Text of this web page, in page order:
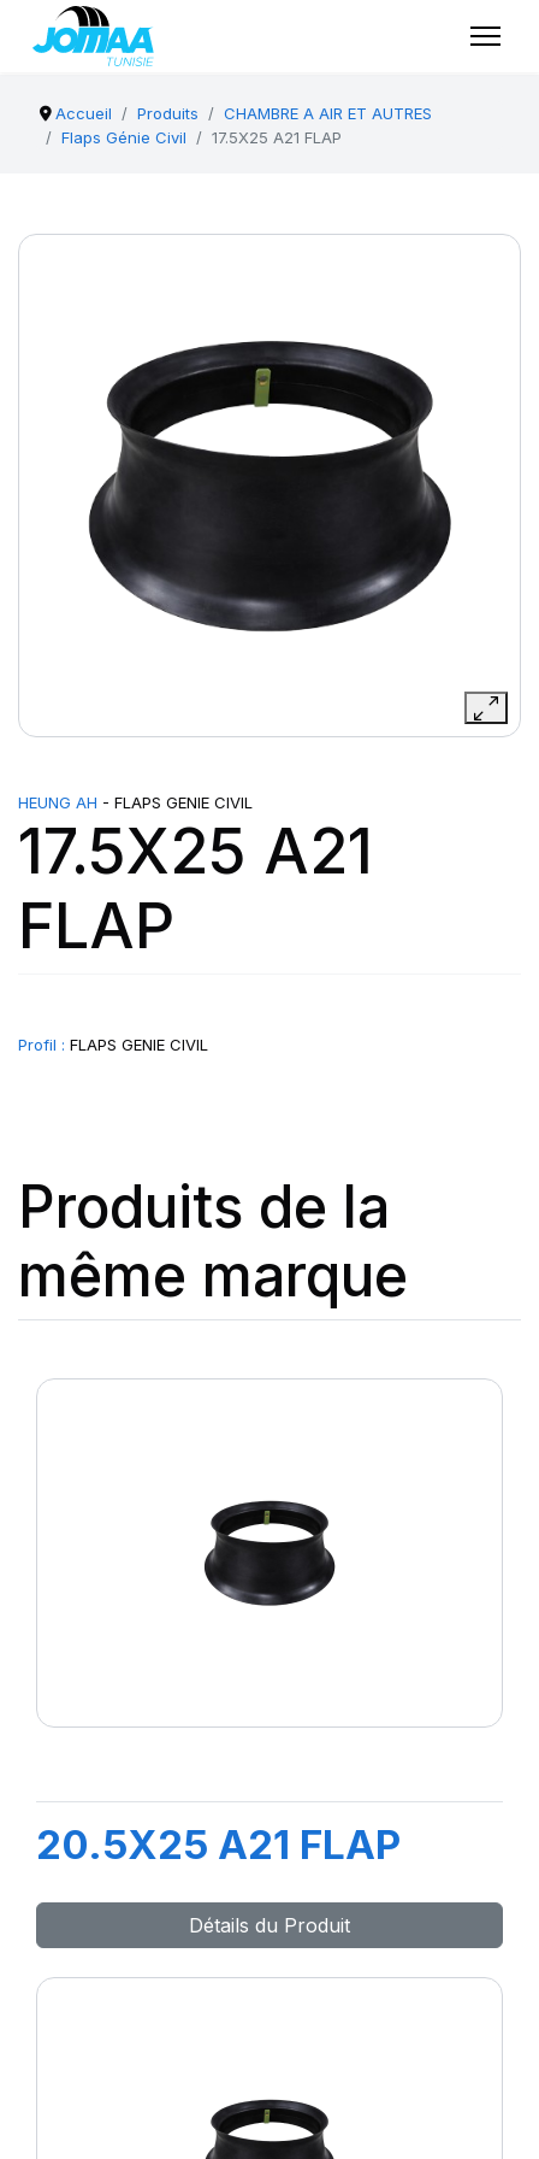
Accueil Produits
CHAMBRE A AIR ET AUTRES
Flaps Génie Civil
17.5X25 A21 FLAP
HEUNG AH - FLAPS GENIE CIVIL
17.5X25 A21
FLAP
Profil : FLAPS GENIE CIVIL
Produits de la
même marque
20.5X25 A21 FLAP
Détails du Produit